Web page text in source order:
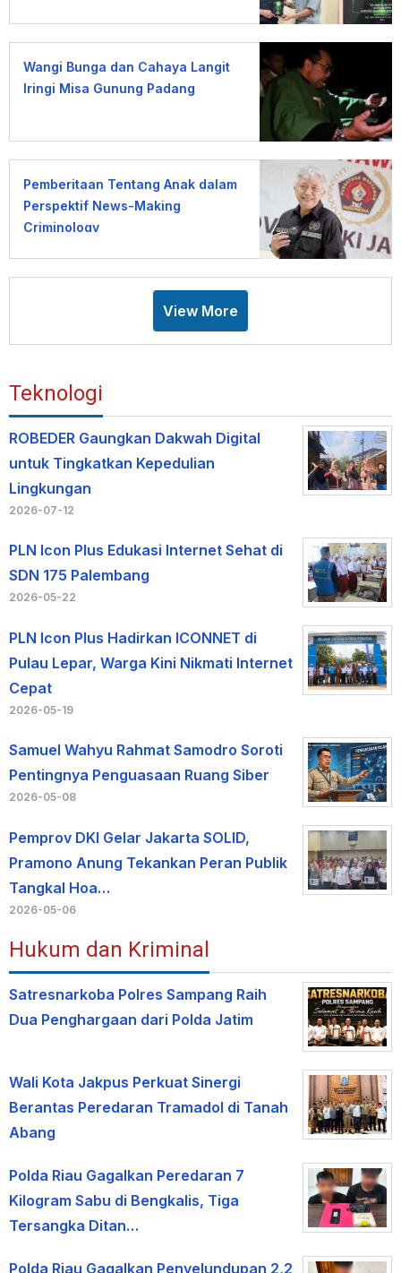
Wangi Bunga dan Cahaya Langit
Iringi Misa Gunung Padang
Pemberitaan Tentang Anak dalam
Perspektif News-Making
Criminology
View More
Teknologi
ROBEDER Gaungkan Dakwah Digital
untuk Tingkatkan Kepedulian
Lingkungan
2026-07-12
PLN Icon Plus Edukasi Internet Sehat di
SDN 175 Palembang
2026-05-22
PLN Icon Plus Hadirkan ICONNET di
Pulau Lepar, Warga Kini Nikmati Internet
Cepat
2026-05-19
Samuel Wahyu Rahmat Samodro Soroti
Pentingnya Penguasaan Ruang Siber
2026-05-08
Pemprov DKI Gelar Jakarta SOLID,
Pramono Anung Tekankan Peran Publik
Tangkal Hoa…
2026-05-06
Hukum dan Kriminal
Satresnarkoba Polres Sampang Raih
Dua Penghargaan dari Polda Jatim
Wali Kota Jakpus Perkuat Sinergi
Berantas Peredaran Tramadol di Tanah
Abang
Polda Riau Gagalkan Peredaran 7
Kilogram Sabu di Bengkalis, Tiga
Tersangka Ditan…
Polda Riau Gagalkan Penyelundupan 2,2